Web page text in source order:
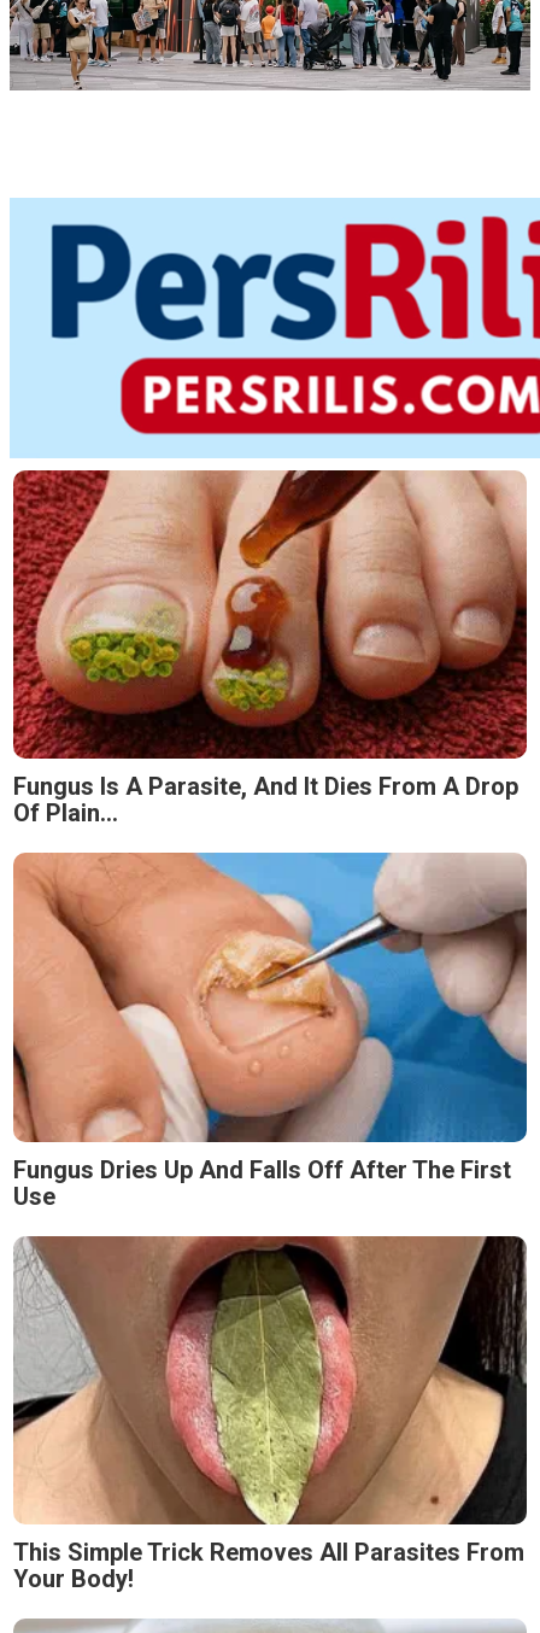
Fungus Is A Parasite, And It Dies From A Drop
Of Plain...
Fungus Dries Up And Falls Off After The First
Use
This Simple Trick Removes All Parasites From
Your Body!